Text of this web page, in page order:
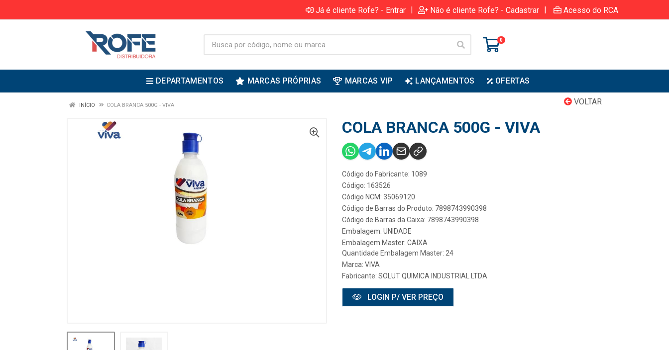
Já é cliente Rofe? - Entrar | Não é cliente Rofe? - Cadastrar | Acesso do RCA
0
DEPARTAMENTOS MARCAS PRÓPRIAS MARCAS VIP LANÇAMENTOS OFERTAS
VOLTAR
INÍCIO COLA BRANCA 500G - VIVA
COLA BRANCA 500G - VIVA
Código do Fabricante: 1089
Código: 163526
Código NCM: 35069120
Código de Barras do Produto: 7898743990398
Código de Barras da Caixa: 7898743990398
Embalagem: UNIDADE
Embalagem Master: CAIXA
Quantidade Embalagem Master: 24
Marca: VIVA
Fabricante: SOLUT QUIMICA INDUSTRIAL LTDA
LOGIN P/ VER PREÇO